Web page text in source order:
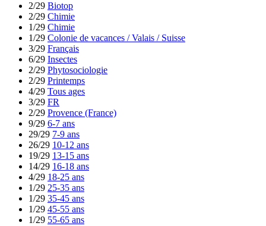
2/29 Biotop
2/29 Chimie
1/29 Chimie
1/29 Colonie de vacances / Valais / Suisse
3/29 Français
6/29 Insectes
2/29 Phytosociologie
2/29 Printemps
4/29 Tous ages
3/29 FR
2/29 Provence (France)
9/29 6-7 ans
29/29 7-9 ans
26/29 10-12 ans
19/29 13-15 ans
14/29 16-18 ans
4/29 18-25 ans
1/29 25-35 ans
1/29 35-45 ans
1/29 45-55 ans
1/29 55-65 ans